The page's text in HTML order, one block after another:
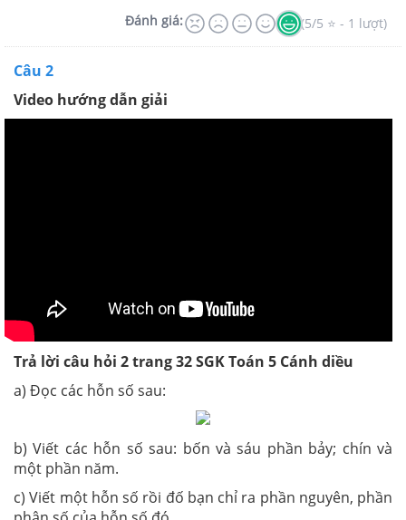
Đánh giá: (5/5 ⭐ - 1 lượt)
Câu 2
Video hướng dẫn giải
Trả lời câu hỏi 2 trang 32 SGK Toán 5 Cánh diều
a) Đọc các hỗn số sau:
b) Viết các hỗn số sau: bốn và sáu phần bảy; chín và
một phần năm.
c) Viết một hỗn số rồi đố bạn chỉ ra phần nguyên, phần